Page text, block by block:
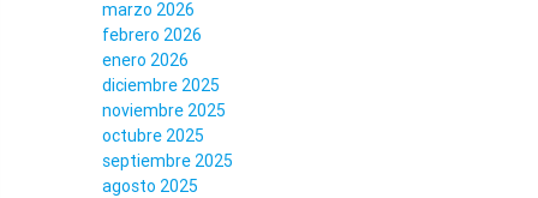
marzo 2026
febrero 2026
enero 2026
diciembre 2025
noviembre 2025
octubre 2025
septiembre 2025
agosto 2025